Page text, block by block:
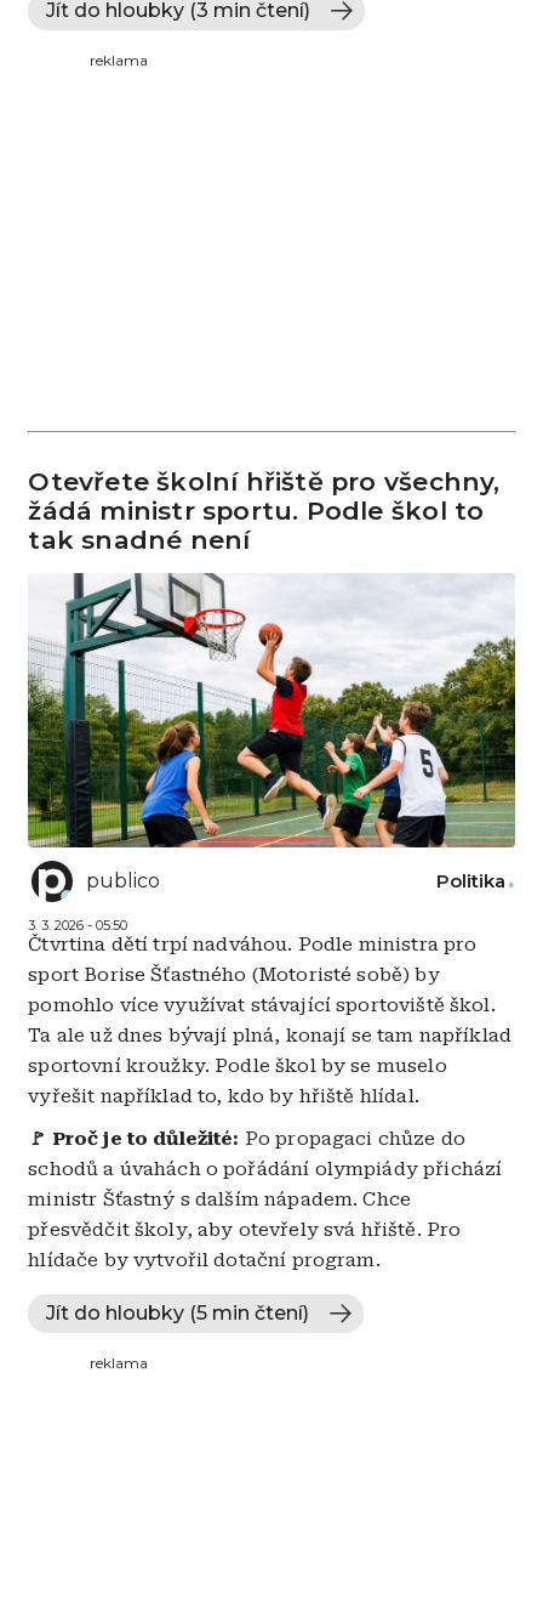
Jít do hloubky (3 min čtení)
reklama
Otevřete školní hřiště pro všechny,
žádá ministr sportu. Podle škol to
tak snadné není
publico
3. 3. 2026 - 05:50
Politika
Čtvrtina dětí trpí nadváhou. Podle ministra pro
sport Borise Šťastného (Motoristé sobě) by
pomohlo více využívat stávající sportoviště škol.
Ta ale už dnes bývají plná, konají se tam například
sportovní kroužky. Podle škol by se muselo
vyřešit například to, kdo by hřiště hlídal.
🚩 Proč je to důležité: Po propagaci chůze do
schodů a úvahách o pořádání olympiády přichází
ministr Šťastný s dalším nápadem. Chce
přesvědčit školy, aby otevřely svá hřiště. Pro
hlídače by vytvořil dotační program.
Jít do hloubky (5 min čtení)
reklama